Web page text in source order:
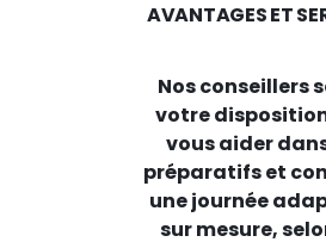
AVANTAGES ET
Nos conseillers
votre
vous aider
préparatifs et
une journée
sur mesure,